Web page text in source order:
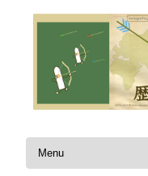
Skip to content